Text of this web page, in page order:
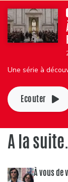
Une série à
Ecouter
A la
À vous de